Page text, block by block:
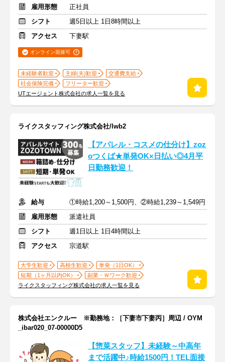
雇用形態
正社員
シフト
週5日以上 1日8時間以上
アクセス
下妻駅
オンライン面接可
未経験者歓迎 主婦(夫)歓迎
交通費支給
社会保険完備
フリーター歓迎
UTエージェント株式会社の求人一覧を見る
ライクスタッフィング株式会社/lwb2
【アパレル・コスメの仕分け】zoz
oつくば★単発OK×日払い◎4月平
日勤務歓迎！
給与
①時給1,200～1,500円、②時給1,239～1,549円
雇用形態
派遣社員
シフト
週1日以上 1日4時間以上
アクセス
宗道駅
大学生歓迎 高校生歓迎
単発（1日OK）
短期（1ヶ月以内OK）
副業・Ｗワーク歓迎
ライクスタッフィング株式会社の求人一覧を見る
株式会社エンクルー ※勤務地：［下妻市下妻丙］周辺 / OYM
_ibar020_07-00000D5
【惣菜スタッフ】未経験～中高年
まで活躍中♪時給1500円！TEL面接